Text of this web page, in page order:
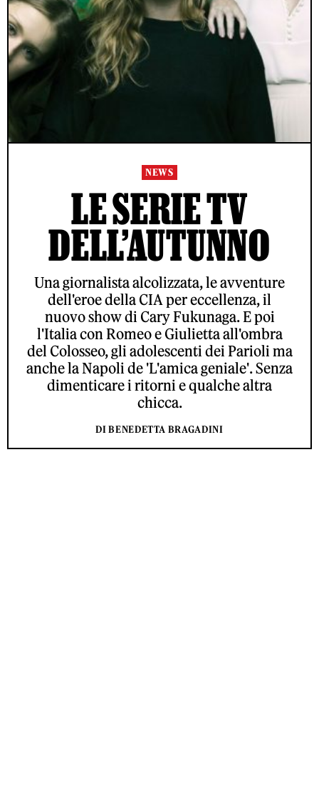
NEWS
LE SERIE TV
DELL’AUTUNNO
Una giornalista alcolizzata, le avventure
dell'eroe della CIA per eccellenza, il
nuovo show di Cary Fukunaga. E poi
l'Italia con Romeo e Giulietta all'ombra
del Colosseo, gli adolescenti dei Parioli ma
anche la Napoli de 'L'amica geniale'. Senza
dimenticare i ritorni e qualche altra
chicca.
DI BENEDETTA BRAGADINI